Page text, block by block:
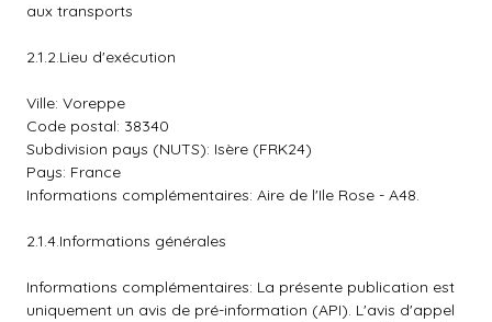
aux transports
2.1.2.Lieu d'exécution
Ville: Voreppe
Code postal: 38340
Subdivision pays (NUTS): Isère (FRK24)
Pays: France
Informations complémentaires: Aire de l'Ile Rose - A48.
2.1.4.Informations générales
Informations complémentaires: La présente publication est
uniquement un avis de pré-information (API). L'avis d'appel